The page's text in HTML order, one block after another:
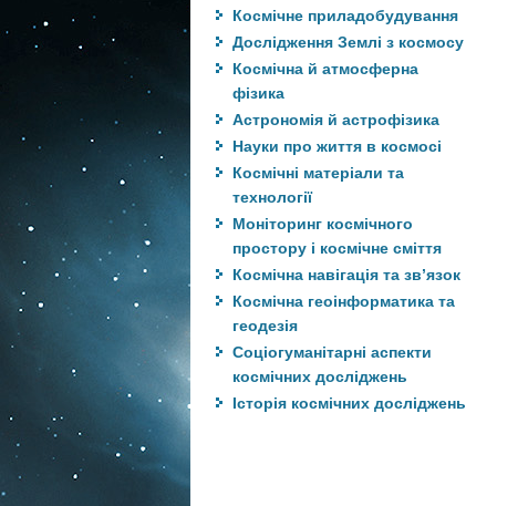
Космічне приладобудування
Дослідження Землі з космосу
Космічна й атмосферна
фізика
Астрономія й астрофізика
Науки про життя в космосі
Космічні матеріали та
технології
Моніторинг космічного
простору і космічне сміття
Космічна навігація та зв’язок
Космічна геоінформатика та
геодезія
Соціогуманітарні аспекти
космічних досліджень
Історія космічних досліджень